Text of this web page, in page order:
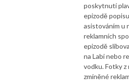
poskytnutí
epizodě
asistováním u
reklamních
epizodě
na Labi nebo
vodku. Fotky z
zmíněné